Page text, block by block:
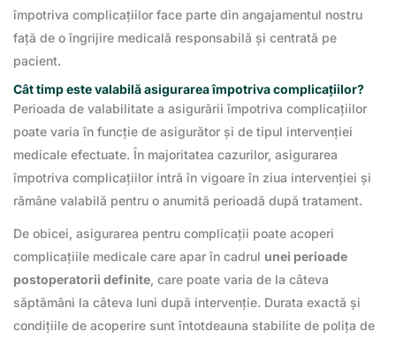
împotriva complicațiilor face parte din angajamentul nostru
față de o îngrijire medicală responsabilă și centrată pe
pacient.
Cât timp este valabilă asigurarea împotriva complicațiilor?
Perioada de valabilitate a asigurării împotriva complicațiilor
poate varia în funcție de asigurător și de tipul intervenției
medicale efectuate. În majoritatea cazurilor, asigurarea
împotriva complicațiilor intră în vigoare în ziua intervenției și
rămâne valabilă pentru o anumită perioadă după tratament.
De obicei, asigurarea pentru complicații poate acoperi
complicațiile medicale care apar în cadrul unei perioade
postoperatorii definite, care poate varia de la câteva
săptămâni la câteva luni după intervenție. Durata exactă și
condițiile de acoperire sunt întotdeauna stabilite de polița de